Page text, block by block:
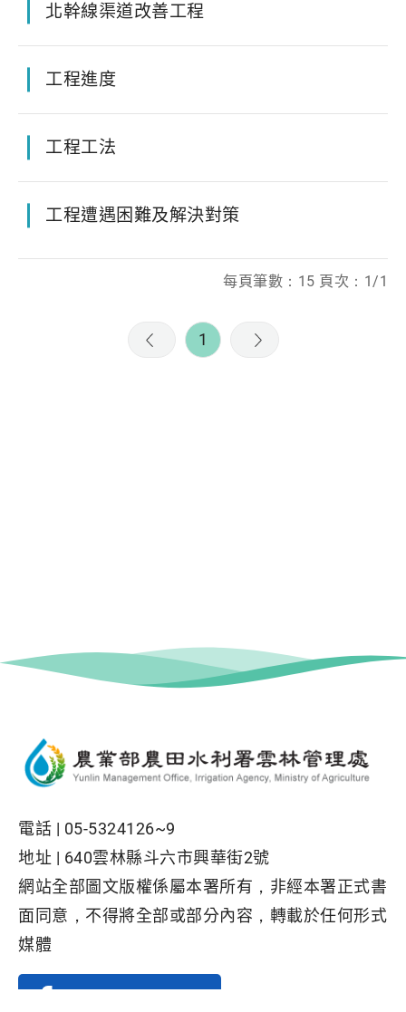
北幹線渠道改善工程
工程進度
工程工法
工程遭遇困難及解決對策
每頁筆數：15 頁次：1/1
1
電話 | 05-5324126~9
地址 | 640雲林縣斗六市興華街2號
網站全部圖文版權係屬本署所有，非經本署正式書
面同意，不得將全部或部分內容，轉載於任何形式
媒體